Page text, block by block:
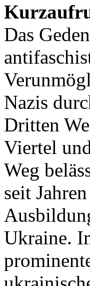
Das
Nazis
Dritten
Viertel
Weg
seit
Ukraine.